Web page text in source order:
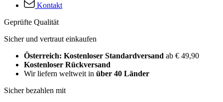
Kontakt
Geprüfte Qualität
Sicher und vertraut einkaufen
Österreich: Kostenloser Standardversand ab € 49,90
Kostenloser Rückversand
Wir liefern weltweit in über 40 Länder
Sicher bezahlen mit